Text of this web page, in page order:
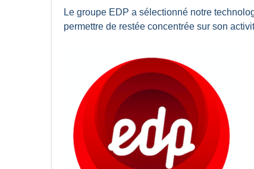
Le groupe EDP a sélectionné notre
permettre de restée concentrée sur son